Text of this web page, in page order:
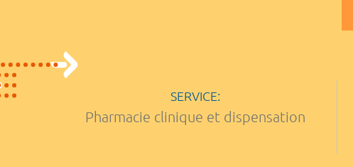
SERVICE:
Pharmacie clinique et dispensation